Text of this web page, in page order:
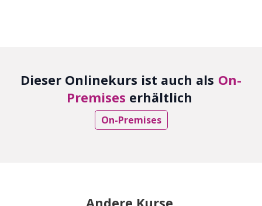
Dieser Onlinekurs ist auch als On-
Premises erhältlich
On-Premises
Andere Kurse